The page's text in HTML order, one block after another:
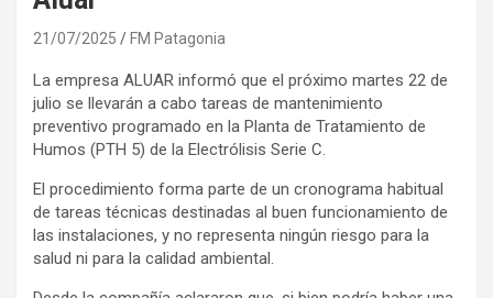
21/07/2025 FM Patagonia
La empresa ALUAR informó que el próximo martes 22 de
julio se llevarán a cabo tareas de mantenimiento
preventivo programado en la Planta de Tratamiento de
Humos (PTH 5) de la Electrólisis Serie C.
El procedimiento forma parte de un cronograma habitual
de tareas técnicas destinadas al buen funcionamiento de
las instalaciones, y no representa ningún riesgo para la
salud ni para la calidad ambiental.